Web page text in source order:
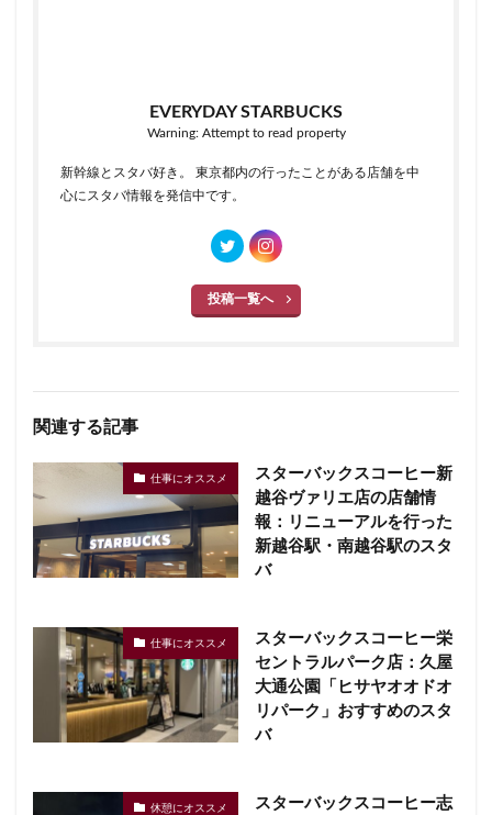
EVERYDAY STARBUCKS
Warning: Attempt to read property
新幹線とスタバ好き。 東京都内の行ったことがある店舗を中
心にスタバ情報を発信中です。
投稿一覧へ
関連する記事
仕事にオススメ
スターバックスコーヒー新
越谷ヴァリエ店の店舗情
報：リニューアルを行った
新越谷駅・南越谷駅のスタ
バ
仕事にオススメ
スターバックスコーヒー栄
セントラルパーク店：久屋
大通公園「ヒサヤオオドオ
リパーク」おすすめのスタ
バ
休憩にオススメ
スターバックスコーヒー志